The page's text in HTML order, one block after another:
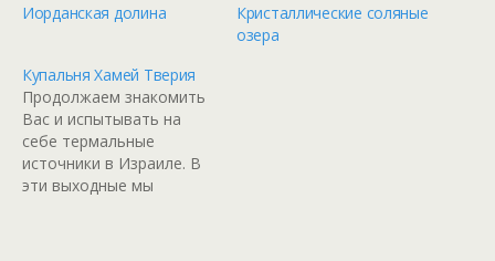
Иорданская долина
Кристаллические соляные
озера
Купальня Хамей Тверия
Продолжаем знакомить
Вас и испытывать на
себе термальные
источники в Израиле. В
эти выходные мы